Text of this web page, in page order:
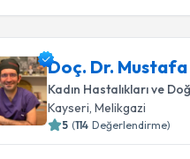
Doç. Dr. Mustafa
Kadın Hastalıkları ve
Kayseri, Melikgazi
5 (114 Değerlendirme)